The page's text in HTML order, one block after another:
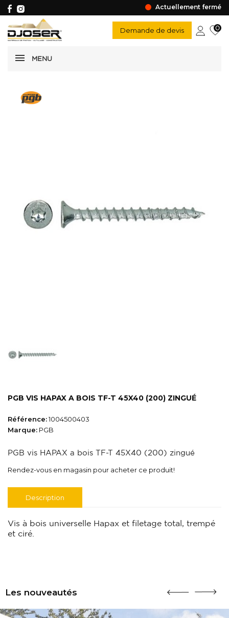
Actuellement fermé
MENU
Demande de devis 0
PGB VIS HAPAX A BOIS TF-T 45X40 (200) ZINGUÉ
Référence:1004500403
Marque: PGB
PGB vis HAPAX a bois TF-T 45X40 (200) zingué
Rendez-vous en magasin pour acheter ce produit!
Description
Vis à bois universelle Hapax et filetage total, trempé
et ciré.
Les nouveautés